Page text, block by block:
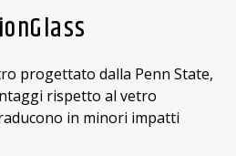
progettato dalla Penn State,
rispetto al vetro
in minori impatti